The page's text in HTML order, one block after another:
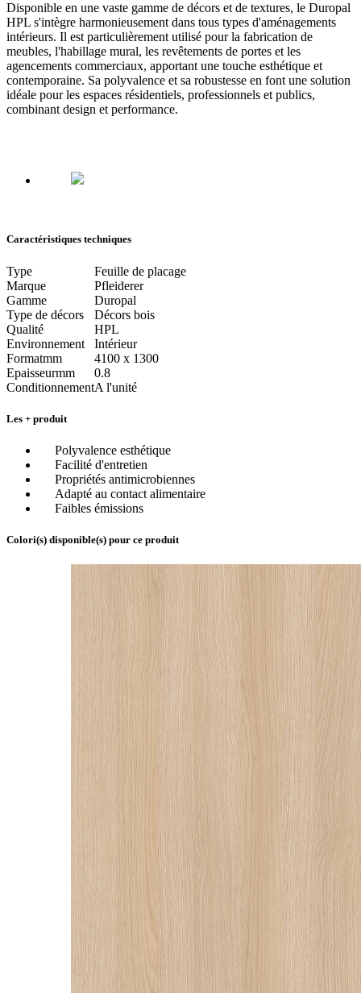
Disponible en une vaste gamme de décors et de textures, le Duropal
HPL s'intègre harmonieusement dans tous types d'aménagements
intérieurs. Il est particulièrement utilisé pour la fabrication de
meubles, l'habillage mural, les revêtements de portes et les
agencements commerciaux, apportant une touche esthétique et
contemporaine. Sa polyvalence et sa robustesse en font une solution
idéale pour les espaces résidentiels, professionnels et publics,
combinant design et performance.
Caractéristiques techniques
Type
Feuille de placage
Marque
Pfleiderer
Gamme
Duropal
Type de décors
Décors bois
Qualité
HPL
Environnement
Intérieur
Formatmm
4100 x 1300
Epaisseurmm
0.8
ConditionnementA l'unité
Les + produit
Polyvalence esthétique
Facilité d'entretien
Propriétés antimicrobiennes
Adapté au contact alimentaire
Faibles émissions
Colori(s) disponible(s) pour ce produit